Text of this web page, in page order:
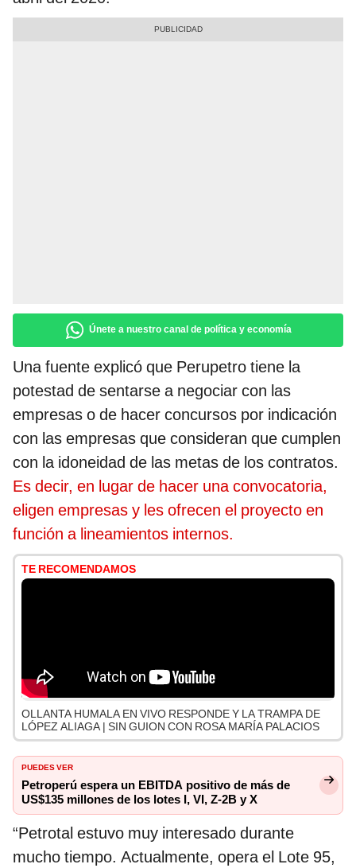
Únete a nuestro canal de política y economía
Una fuente explicó que Perupetro tiene la
potestad de sentarse a negociar con las
empresas o de hacer concursos por indicación
con las empresas que consideran que cumplen
con la idoneidad de las metas de los contratos.
Es decir, en lugar de hacer una convocatoria,
eligen empresas y les ofrecen el proyecto en
función a lineamientos internos.
TE RECOMENDAMOS
OLLANTA HUMALA EN VIVO RESPONDE Y LA TRAMPA DE
LÓPEZ ALIAGA | SIN GUION CON ROSA MARÍA PALACIOS
PUEDES VER
Petroperú espera un EBITDA positivo de más de
US$135 millones de los lotes I, VI, Z-2B y X
“Petrotal estuvo muy interesado durante
mucho tiempo. Actualmente, opera el Lote 95,